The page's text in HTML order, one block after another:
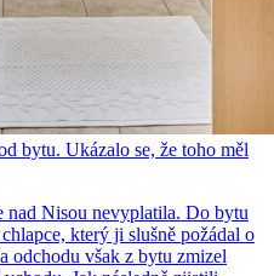
bytu. Ukázalo se, že toho měl
nad Nisou nevyplatila. Do bytu
který ji slušně požádal o
odchodu však z bytu zmizel